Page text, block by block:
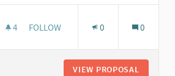
4 4 FOLLOWERS
FOLLOW 0 0
VIEW PROPOSAL